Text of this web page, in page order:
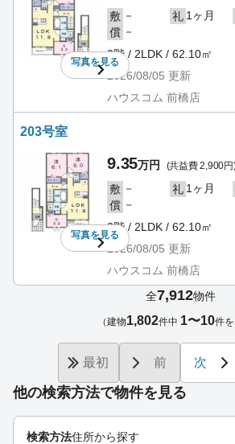
写真を見る
敷 － 礼 1ヶ月
償 －
2階 / 2LDK / 62.10㎡
2026/08/05 更新
ハウスコム 前橋店
203号室
写真を見る
9.35万円 (共益費 2,900円
敷 － 礼 1ヶ月
償 －
2階 / 2LDK / 62.10㎡
2026/08/05 更新
ハウスコム 前橋店
他の検索方法で物件を見る
検索方法住所から探す
全7,912物件
（建物1,802件中 1〜10件を
最初 前 次